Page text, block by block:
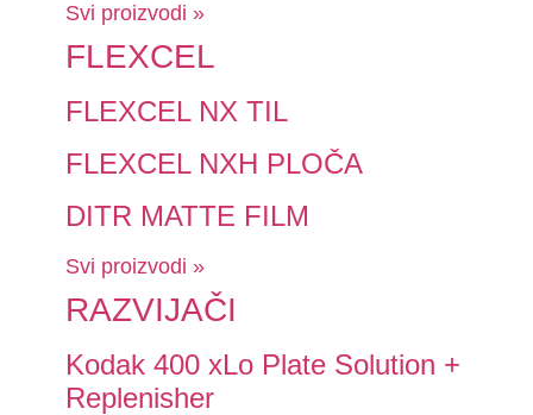
Svi proizvodi »
FLEXCEL
FLEXCEL NX TIL
FLEXCEL NXH PLOČA
DITR MATTE FILM
Svi proizvodi »
RAZVIJAČI
Kodak 400 xLo Plate Solution +
Replenisher